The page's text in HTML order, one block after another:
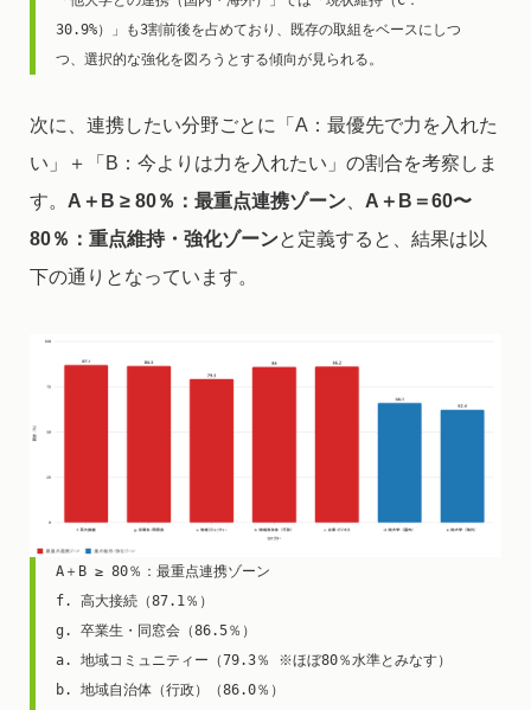
30.9%）」も3割前後を占めており、既存の取組をベースにしつ
つ、選択的な強化を図ろうとする傾向が見られる。
次に、連携したい分野ごとに「A：最優先で力を入れた
い」＋「B：今よりは力を入れたい」の割合を考察しま
す。 A＋B ≥ 80％：最重点連携ゾーン、 A＋B＝60〜
80％：重点維持・強化ゾーンと定義すると、結果は以
下の通りとなっています。
A＋B ≥ 80％：最重点連携ゾーン
f. 高大接続（87.1％）
g. 卒業生・同窓会（86.5％）
a. 地域コミュニティー（79.3％ ※ほぼ80％水準とみなす）
b. 地域自治体（行政）（86.0％）